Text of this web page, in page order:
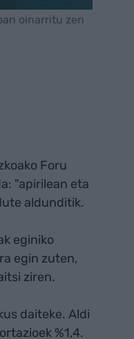
oinarritu zen
Foru
"apirilean eta
aldunditik.
eginiko
egin zuten,
ziren.
daiteke. Aldi
%1,4.